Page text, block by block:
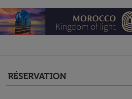
RÉSERVATION
keyboard_arrow_down